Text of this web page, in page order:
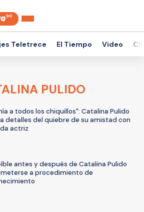
Teletrece El Tiempo Video
PULIDO
a todos los chiquillos": Catalina Pulido
detalles del quiebre de su amistad con
actriz
antes y después de Catalina Pulido
a procedimiento de